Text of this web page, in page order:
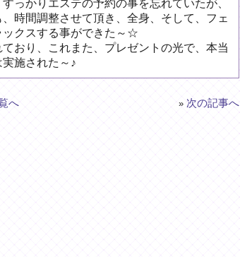
っかりエステの予約の事を忘れていたが、
時間調整させて頂き、全身、そして、フェ
ックスする事ができた～☆
おり、これまた、プレゼントの光で、本当
施された～♪
へ » 次の記事へ